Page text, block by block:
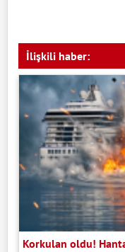
İlişkili haber:
Korkulan oldu!